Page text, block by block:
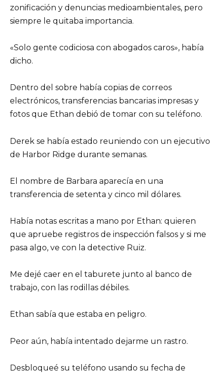
zonificación y denuncias medioambientales, pero
siempre le quitaba importancia.
«Solo gente codiciosa con abogados caros», había
dicho.
Dentro del sobre había copias de correos
electrónicos, transferencias bancarias impresas y
fotos que Ethan debió de tomar con su teléfono.
Derek se había estado reuniendo con un ejecutivo
de Harbor Ridge durante semanas.
El nombre de Barbara aparecía en una
transferencia de setenta y cinco mil dólares.
Había notas escritas a mano por Ethan: quieren
que apruebe registros de inspección falsos y si me
pasa algo, ve con la detective Ruiz.
Me dejé caer en el taburete junto al banco de
trabajo, con las rodillas débiles.
Ethan sabía que estaba en peligro.
Peor aún, había intentado dejarme un rastro.
Desbloqueé su teléfono usando su fecha de